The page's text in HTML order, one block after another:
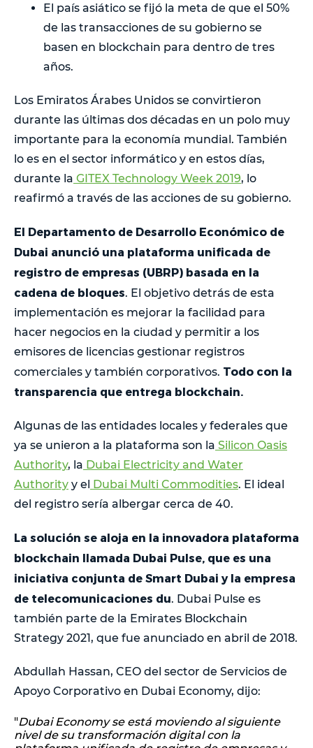
El país asiático se fijó la meta de que el 50%
de las transacciones de su gobierno se
basen en blockchain para dentro de tres
años.
Los Emiratos Árabes Unidos se convirtieron
durante las últimas dos décadas en un polo muy
importante para la economía mundial. También
lo es en el sector informático y en estos días,
durante la GITEX Technology Week 2019, lo
reafirmó a través de las acciones de su gobierno.
El Departamento de Desarrollo Económico de
Dubai anunció una plataforma unificada de
registro de empresas (UBRP) basada en la
cadena de bloques. El objetivo detrás de esta
implementación es mejorar la facilidad para
hacer negocios en la ciudad y permitir a los
emisores de licencias gestionar registros
comerciales y también corporativos. Todo con la
transparencia que entrega blockchain.
Algunas de las entidades locales y federales que
ya se unieron a la plataforma son la Silicon Oasis
Authority, la Dubai Electricity and Water
Authority y el Dubai Multi Commodities. El ideal
del registro sería albergar cerca de 40.
La solución se aloja en la innovadora plataforma
blockchain llamada Dubai Pulse, que es una
iniciativa conjunta de Smart Dubai y la empresa
de telecomunicaciones du. Dubai Pulse es
también parte de la Emirates Blockchain
Strategy 2021, que fue anunciado en abril de 2018.
Abdullah Hassan, CEO del sector de Servicios de
Apoyo Corporativo en Dubai Economy, dijo:
"Dubai Economy se está moviendo al siguiente
nivel de su transformación digital con la